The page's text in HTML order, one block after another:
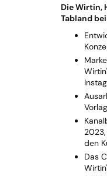
Die Wirtin,
Tabland
den
Das